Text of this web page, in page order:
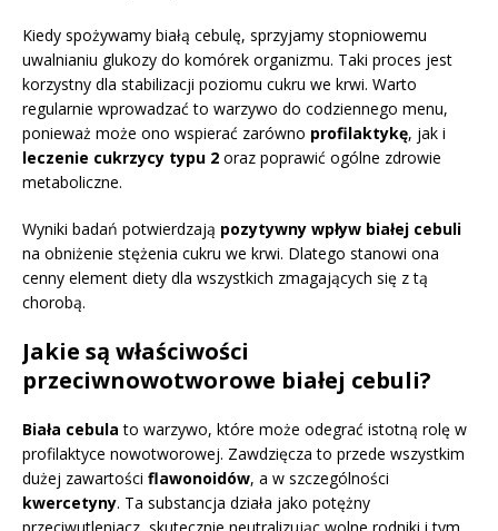
Kiedy spożywamy białą cebulę, sprzyjamy stopniowemu
uwalnianiu glukozy do komórek organizmu. Taki proces jest
korzystny dla stabilizacji poziomu cukru we krwi. Warto
regularnie wprowadzać to warzywo do codziennego menu,
ponieważ może ono wspierać zarówno profilaktykę, jak i
leczenie cukrzycy typu 2 oraz poprawić ogólne zdrowie
metaboliczne.
Wyniki badań potwierdzają pozytywny wpływ białej cebuli
na obniżenie stężenia cukru we krwi. Dlatego stanowi ona
cenny element diety dla wszystkich zmagających się z tą
chorobą.
Jakie są właściwości
przeciwnowotworowe białej cebuli?
Biała cebula to warzywo, które może odegrać istotną rolę w
profilaktyce nowotworowej. Zawdzięcza to przede wszystkim
dużej zawartości flawonoidów, a w szczególności
kwercetyny. Ta substancja działa jako potężny